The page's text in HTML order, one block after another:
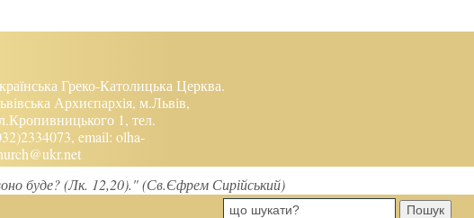
Греко-Католицька Церква.
Архиєпархія, м.Львів,
1, тел.
email:olha-
буде? (Лк. 12,20)." (Св.Єфрем Сирійський)
Пошук